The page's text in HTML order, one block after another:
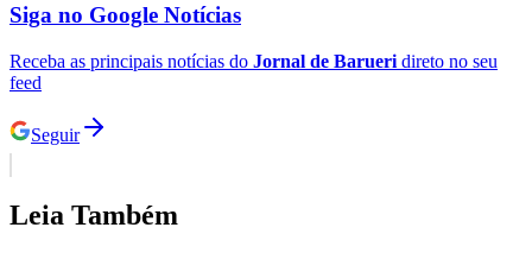
Palmeiras
Siga no Google Notícias
Receba as principais notícias do Jornal de Barueri direto no seu
feed
Seguir
Leia Também